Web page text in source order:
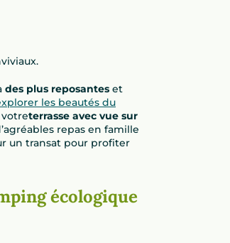
des plus reposantes et
les beautés du
votreterrasse avec vue sur
repas en famille
un transat pour profiter
écologique